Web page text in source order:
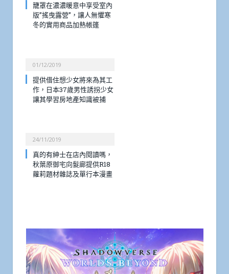
籠罩在濃濃暖意中享受室內
版”搖曳露營”，讓人無懼寒
冬的實用商品加熱帳篷
01/12/2019
提供借住想少女將來為其工
作，日本37歲男性誘拐少女
讓其學習房地產知識被捕
24/11/2019
真的有紳士在店內閱讀嗎，
秋葉原御宅向髮廊提供R18
蘿莉題材雜誌及單行本漫畫